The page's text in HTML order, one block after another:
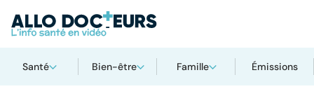
Santé Bien-être Famille Émissions